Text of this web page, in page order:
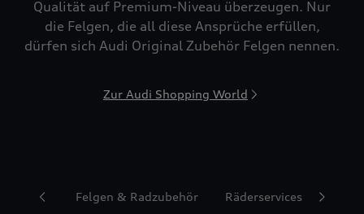
Qualität auf Premium-Niveau überzeugen. Nur
die Felgen, die all diese Ansprüche erfüllen,
dürfen sich Audi Original Zubehör Felgen nennen.
Zur Audi Shopping World
Reifen Felgen & Radzubehör Räderservices